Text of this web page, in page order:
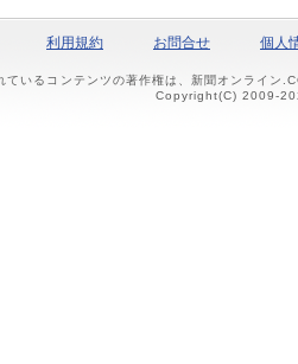
利用規約 お問合せ 個人
ているコンテンツの著作権は、新聞オンライン
Copyright(C) 2009-